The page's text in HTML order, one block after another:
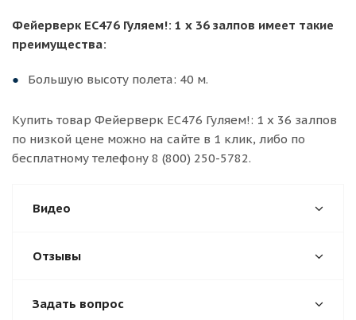
Фейерверк ЕС476 Гуляем!: 1 х 36 залпов имеет такие
преимущества:
Большую высоту полета: 40 м.
Купить товар Фейерверк ЕС476 Гуляем!: 1 х 36 залпов
по низкой цене можно на сайте в 1 клик, либо по
бесплатному телефону 8 (800) 250-5782.
Видео
Отзывы
Задать вопрос